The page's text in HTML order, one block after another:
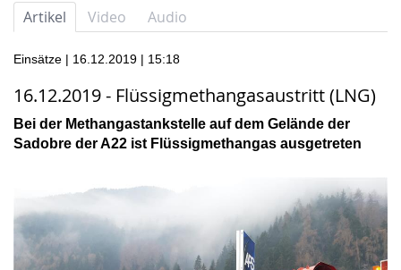
Artikel Video Audio
Einsätze | 16.12.2019 | 15:18
16.12.2019 - Flüssigmethangasaustritt (LNG)
Bei der Methangastankstelle auf dem Gelände der
Sadobre der A22 ist Flüssigmethangas ausgetreten